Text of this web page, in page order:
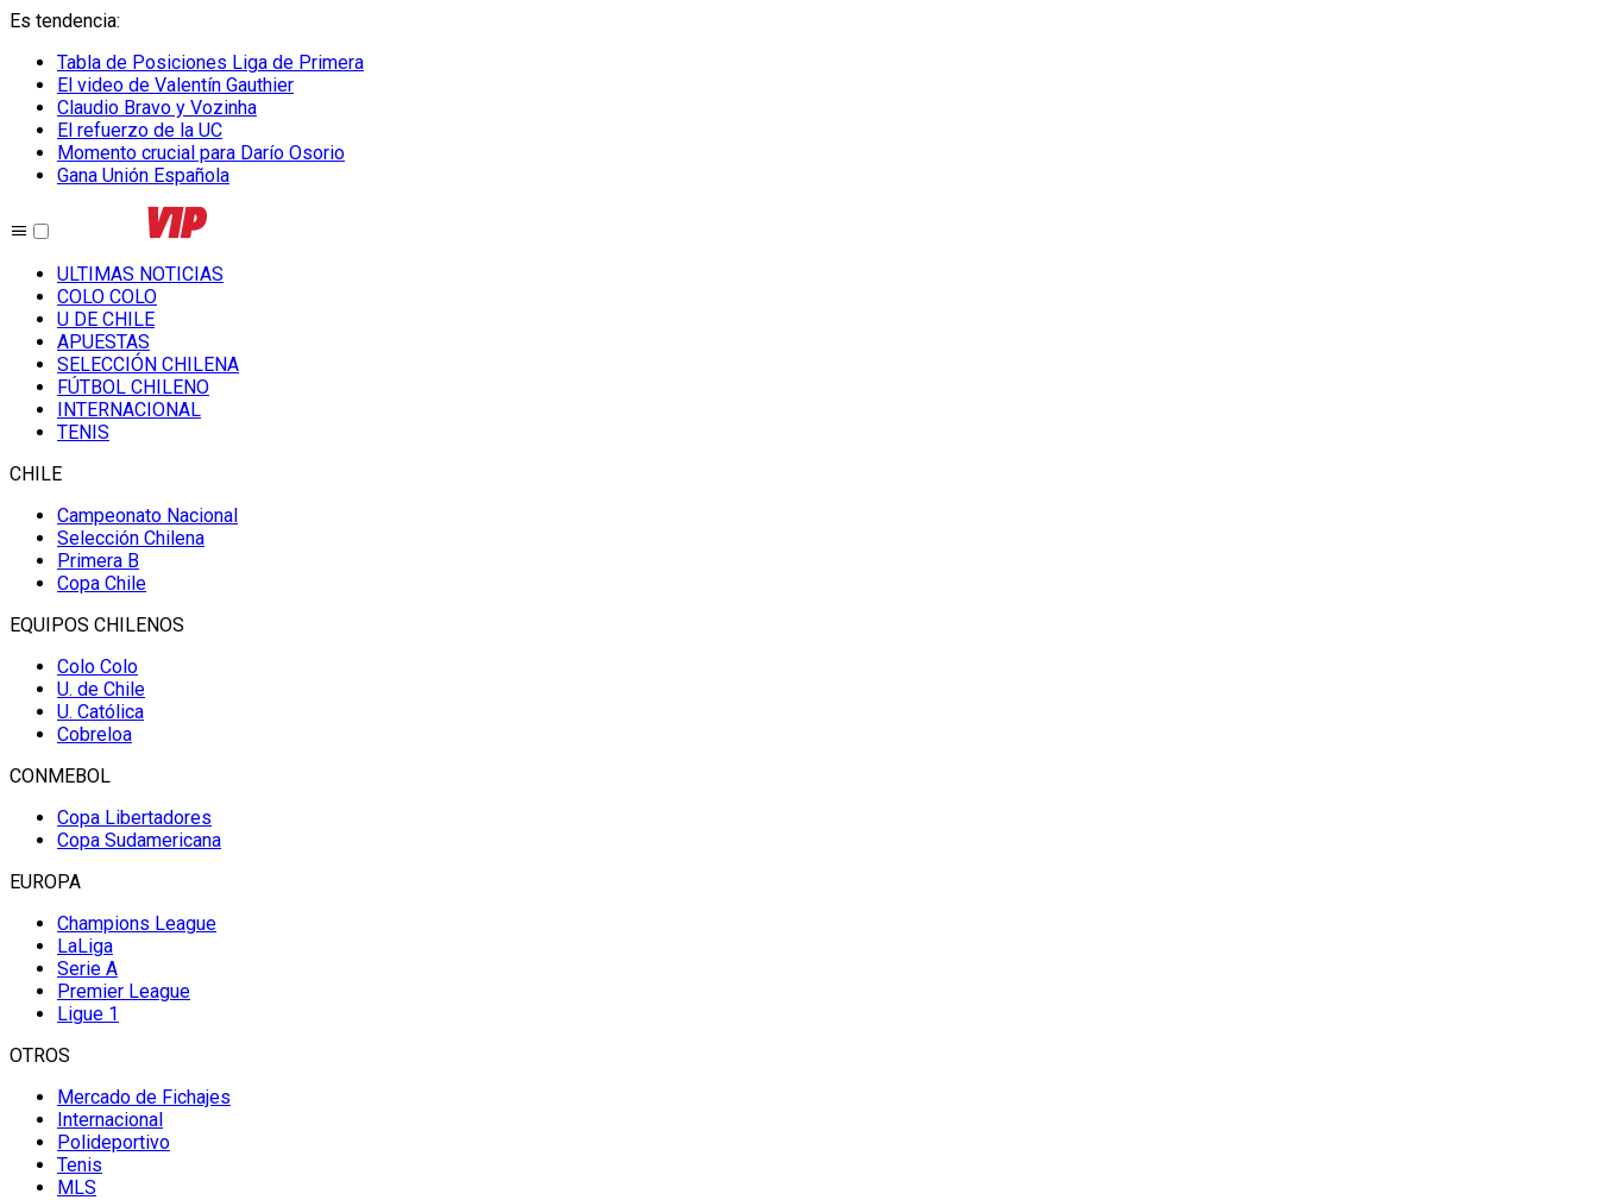
Es tendencia:
Tabla de Posiciones Liga de Primera
El video de Valentín Gauthier
Claudio Bravo y Vozinha
El refuerzo de la UC
Momento crucial para Darío Osorio
Gana Unión Española
ULTIMAS NOTICIAS
COLO COLO
U DE CHILE
APUESTAS
SELECCIÓN CHILENA
FÚTBOL CHILENO
INTERNACIONAL
TENIS
CHILE
Campeonato Nacional
Selección Chilena
Primera B
Copa Chile
EQUIPOS CHILENOS
Colo Colo
U. de Chile
U. Católica
Cobreloa
CONMEBOL
Copa Libertadores
Copa Sudamericana
EUROPA
Champions League
LaLiga
Serie A
Premier League
Ligue 1
OTROS
Mercado de Fichajes
Internacional
Polideportivo
Tenis
MLS